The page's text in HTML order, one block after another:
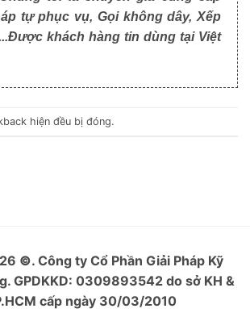
tự phục vụ, Gọi không dây, Xếp
khách hàng tin dùng tại Việt
hiện đều bị đóng.
©. Công ty Cổ Phần Giải Pháp Kỹ
GPDKKD: 0309893542 do sở KH &
cấp ngày 30/03/2010